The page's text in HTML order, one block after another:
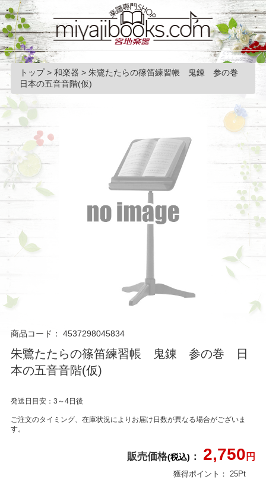
トップ> 和楽器 > 朱鷺たたらの篠笛練習帳 鬼錬 参の巻
日本の五音音階(仮)
商品コード： 4537298045834
朱鷺たたらの篠笛練習帳 鬼錬 参の巻 日
本の五音音階(仮)
発送日目安：3～4日後
ご注文のタイミング、在庫状況によりお届け日数が異なる場合がございま
す。
販売価格(税込) ： 2,750 円
獲得ポイント： 25Pt